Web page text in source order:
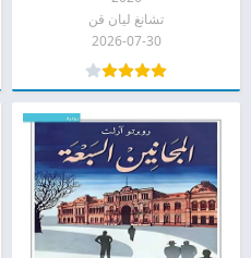
تشانغ ليان قن
2026-07-30